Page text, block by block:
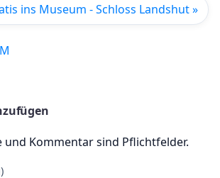
ins Museum - Schloss Landshut »
und Kommentar sind Pflichtfelder.